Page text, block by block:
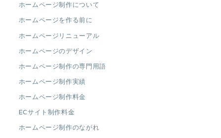
ホームページ制作について
ホームページを作る前に
ホームページリニューアル
ホームページのデザイン
ホームページ制作の専門用語
ホームページ制作実績
ホームページ制作料金
ECサイト制作料金
ホームページ制作のながれ